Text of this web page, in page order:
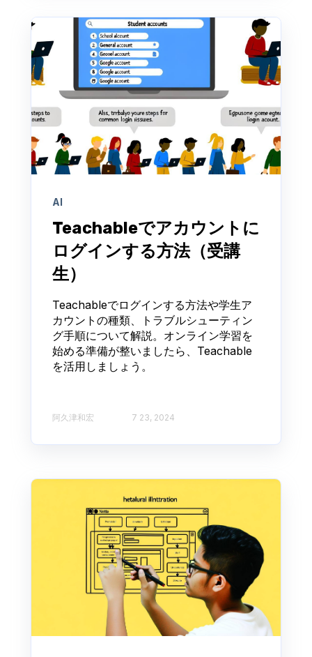
AI
Teachableでアカウントに
ログインする方法（受講
生）
Teachableでログインする方法や学生ア
カウントの種類、トラブルシューティン
グ手順について解説。オンライン学習を
始める準備が整いましたら、Teachable
を活用しましょう。
阿久津和宏 7 23, 2024